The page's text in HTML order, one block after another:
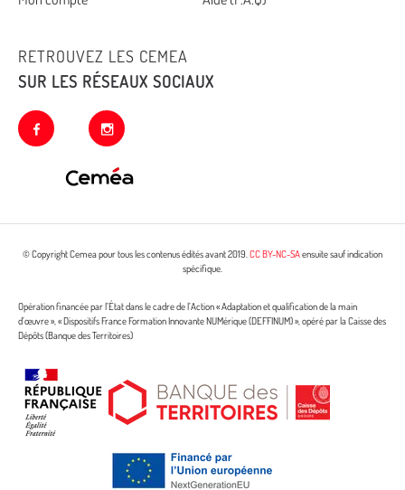
RETROUVEZ LES CEMEA
SUR LES RÉSEAUX SOCIAUX
facebook instagram
© Copyright Cemea pour tous les contenus édités avant 2019. CC BY-NC-SAensuite sauf indication
spécifique.
Opération financée par l’État dans le cadre de l’Action « Adaptation et qualification de la main
d’œuvre », « Dispositifs France Formation Innovante NUMérique (DEFFINUM) », opéré par la Caisse des
Dépôts (Banque des Territoires)